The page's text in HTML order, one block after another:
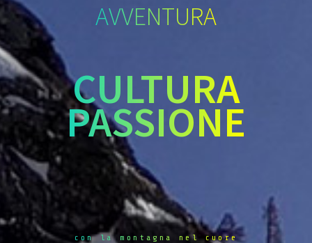
AVVENTURA
CULTURA
PASSIONE
con la montagna nel cuore